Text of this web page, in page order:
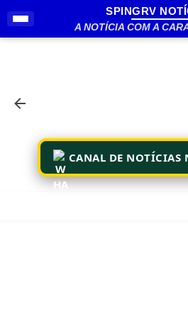
Pular para o
SPINGRV
A NOTÍCIA COM A
CANAL DE NOTÍCIAS